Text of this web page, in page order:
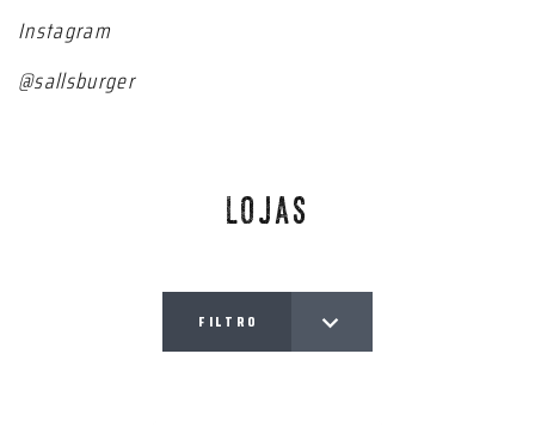
Instagram
@sallsburger
LOJAS
FILTRO